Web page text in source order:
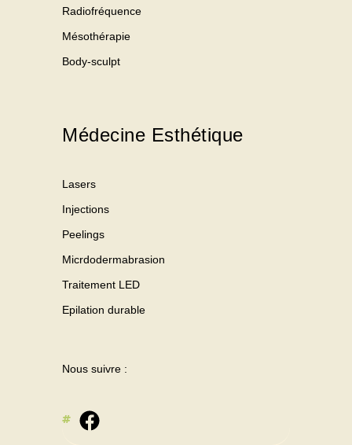
Radiofréquence
Mésothérapie
Body-sculpt
Médecine Esthétique
Lasers
Injections
Peelings
Micrdodermabrasion
Traitement LED
Epilation durable
Nous suivre :